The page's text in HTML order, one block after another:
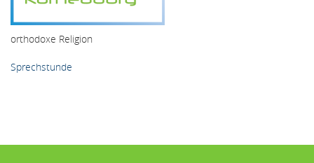
orthodoxe Religion
Sprechstunde